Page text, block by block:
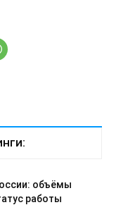
объёмы
работы